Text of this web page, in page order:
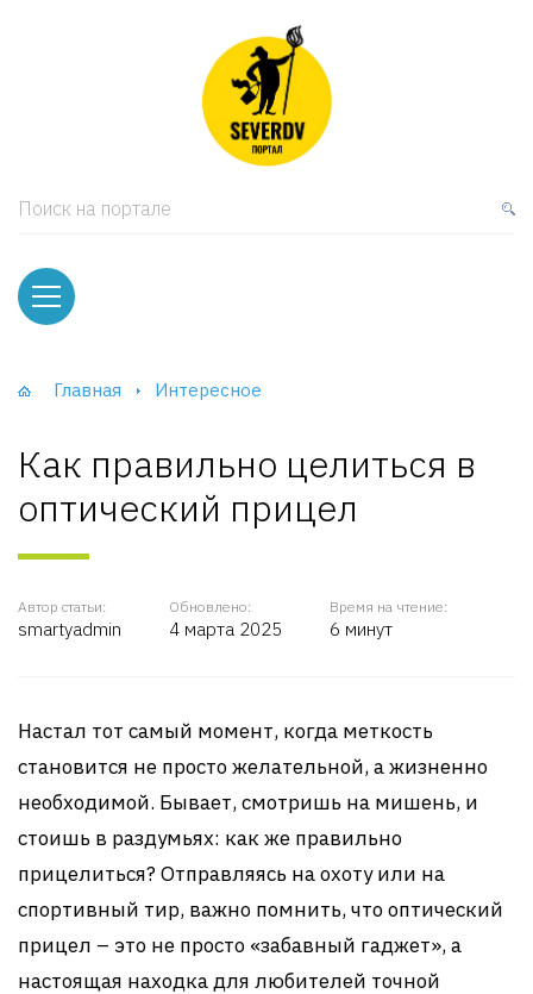
Поиск на портале
Главная Интересное
Как правильно целиться в
оптический прицел
Автор статьи:
smartyadmin
Обновлено:
4 марта 2025
Время на чтение:
6 минут
Настал тот самый момент, когда меткость
становится не просто желательной, а жизненно
необходимой. Бывает, смотришь на мишень, и
стоишь в раздумьях: как же правильно
прицелиться? Отправляясь на охоту или на
спортивный тир, важно помнить, что оптический
прицел – это не просто «забавный гаджет», а
настоящая находка для любителей точной
и тумбы